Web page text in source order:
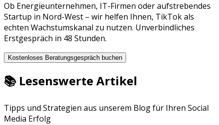
Ob Energieunternehmen, IT-Firmen oder aufstrebendes
Startup in Nord-West – wir helfen Ihnen, TikTokals
echten Wachstumskanal zu nutzen. Unverbindliches
Erstgespräch in 48 Stunden.
Kostenloses Beratungsgespräch buchen
📚 Lesenswerte Artikel
Tipps und Strategien aus unserem Blog für Ihren Social
Media Erfolg